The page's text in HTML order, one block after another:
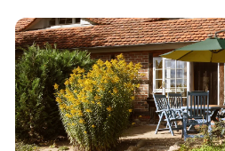
mogelijkheden voor fietsen langs
bezoeken aan het Nationaal Park
Boddenlandschaft en uitstapjes...